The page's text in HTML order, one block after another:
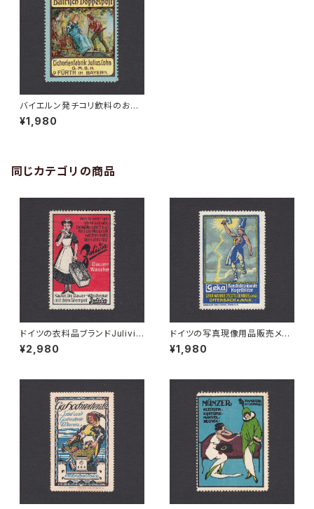
バイエルン発チコリ飲料のおと
ぎ話系広告ポスタースタンプ 19
00年頃
¥1,980
同じカテゴリの商品
ドイツの衣料品ブランドJulivir
の広告ポスタースタンプ 1915年
頃
¥2,980
ドイツの写真現像用品販売メー
カーGEKA社の広告ポスタース
タンプ 1915年頃
¥1,980